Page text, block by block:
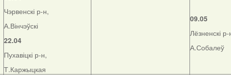
Чэрвенскі р-н,
А.Вінчэўскі
22.04
Пухавіцкі р-н,
Т.Каржыцкая
09.05
Лёзненскі
А.Собалеў